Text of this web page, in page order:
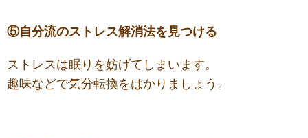
⑤自分流のストレス解消法を見つける
ストレスは眠りを妨げてしまいます。
趣味などで気分転換をはかりましょう。